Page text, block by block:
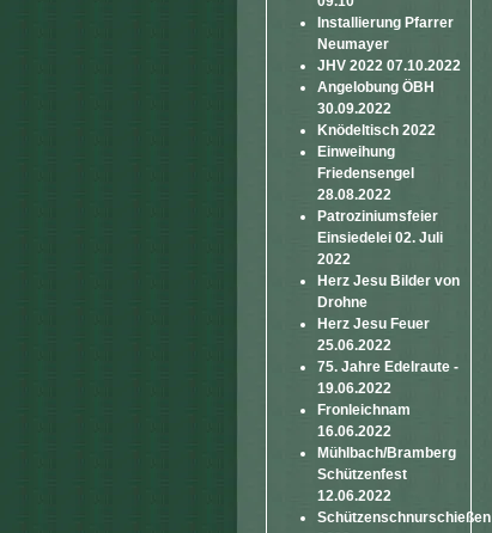
Installierung Pfarrer
Neumayer
JHV 2022 07.10.2022
Angelobung ÖBH
30.09.2022
Knödeltisch 2022
Einweihung
Friedensengel
28.08.2022
Patroziniumsfeier
Einsiedelei 02. Juli
2022
Herz Jesu Bilder von
Drohne
Herz Jesu Feuer
25.06.2022
75. Jahre Edelraute -
19.06.2022
Fronleichnam
16.06.2022
Mühlbach/Bramberg
Schützenfest
12.06.2022
Schützenschnurschießen